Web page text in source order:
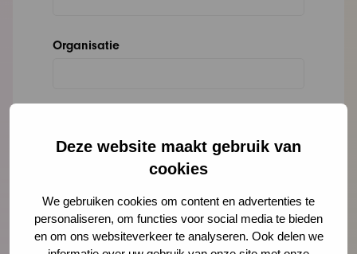
Deze website maakt gebruik van
cookies
We gebruiken cookies om content en advertenties te
personaliseren, om functies voor social media te bieden
en om ons websiteverkeer te analyseren. Ook delen we
Organisatie